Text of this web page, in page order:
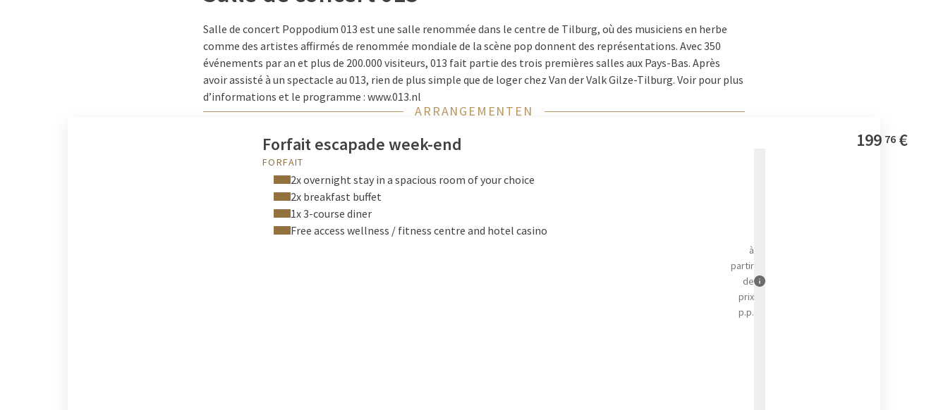
Salle de concert Poppodium 013 est une salle renommée dans le centre de Tilburg, où des musiciens en herbe
comme des artistes affirmés de renommée mondiale de la scène pop donnent des représentations. Avec 350
événements par an et plus de 200.000 visiteurs, 013 fait partie des trois premières salles aux Pays-Bas. Après
avoir assisté à un spectacle au 013, rien de plus simple que de loger chez Van der Valk Gilze-Tilburg. Voir pour plus
d’informations et le programme : www.013.nl
ARRANGEMENTEN
Forfait escapade week-end
FORFAIT
2x overnight stay in a spacious room of your choice
2x breakfast buffet
1x 3-course diner
Free access wellness / fitness centre and hotel casino
199 76 €
à
partir
de
prix
p.p.